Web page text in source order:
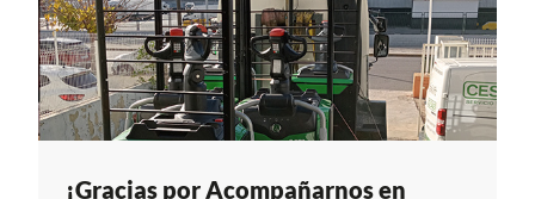
¡Gracias por Acompañarnos en